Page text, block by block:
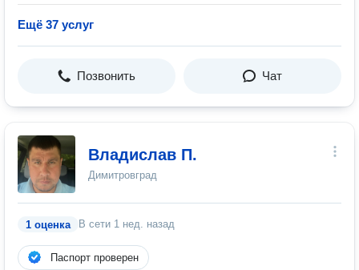
Ещё 37 услуг
Позвонить Чат
Владислав П.
Димитровград
1 оценка В сети 1 нед. назад
Паспорт проверен